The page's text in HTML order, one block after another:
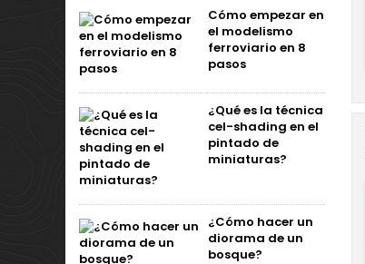
Cómo empezar en
el modelismo
ferroviario en 8
pasos
¿Qué es la técnica
cel-shading en el
pintado de
miniaturas?
¿Cómo hacer un
diorama de un
bosque?